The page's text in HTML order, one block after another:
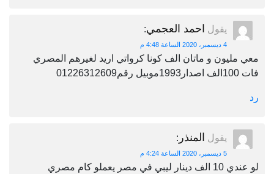
يقول احمد العجمي:
4 ديسمبر، 2020 الساعة 4:48 م
معي مليون و ماتان الف كونا كرواتي اريد لغيرهم المصري
فات 100الف اصدار1993موبيل رقم01226312609
رد
يقول المنذر :
5 ديسمبر، 2020 الساعة 4:24 م
لو عندي 10 الف دينار ليبي في مصر يعملو كام مصري